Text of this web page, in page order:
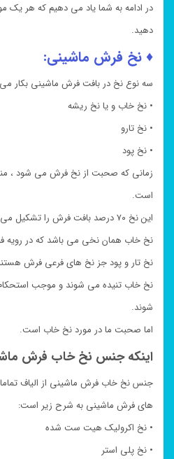
در ادامه به شما یاد می دهیم که هر یک
دهید.
♦ نخ فرش ماشینی:
سه نوع نخ در بافت فرش ماشینی بکار
• نخ خاب و یا نخ ریشه
• نخ تارو
• نخ پود
زمانی که صحبت از نخ فرش می شود ،
است.
این نخ ۷۰ درصد بافت فرش را تشکیل می دهد.
نخ خاب همان نخی می باشد که در
نخ تار و پود جز نخ های فرعی فرش
نخ خاب تنیده می شوند و موجب
شوند.
اما صحبت ما در مورد نخ خاب است.
اینکه جنس نخ خاب فرش
جنس نخ خاب فرش ماشینی از الیاف تماما
های فرش ماشینی به شرح زیر است:
• نخ اکرولیک هیت ست شده
• نخ پلی استر